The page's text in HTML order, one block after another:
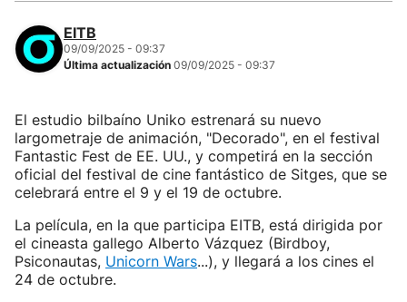
EITB
09/09/2025 - 09:37
Última actualización 09/09/2025 - 09:37
El estudio bilbaíno Uniko estrenará su nuevo
largometraje de animación, "Decorado", en el festival
Fantastic Fest de EE. UU., y competirá en la sección
oficial del festival de cine fantástico de Sitges, que se
celebrará entre el 9 y el 19 de octubre.
La película, en la que participa EITB, está dirigida por
el cineasta gallego Alberto Vázquez (Birdboy,
Psiconautas, Unicorn Wars...), y llegará a los cines el
24 de octubre.